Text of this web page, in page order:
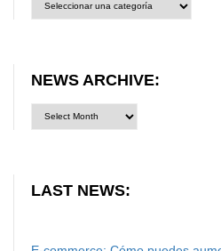
category:
NEWS ARCHIVE:
LAST NEWS: